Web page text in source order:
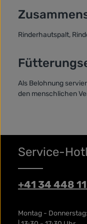
Rinderhautspalt,
Als Belohnung
den menschlichen
Service-
+41 34 448 11
Montag -